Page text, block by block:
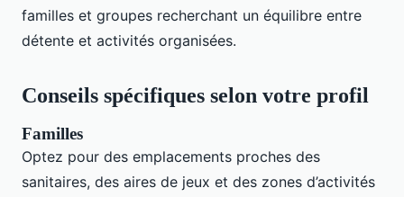
familles et groupes recherchant un équilibre entre
détente et activités organisées.
Conseils spécifiques selon votre profil
Familles
Optez pour des emplacements proches des
sanitaires, des aires de jeux et des zones d’activités